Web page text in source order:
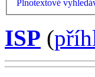
Plnotextové
ISP (